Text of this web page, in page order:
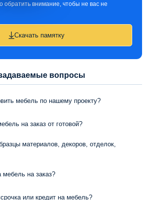
обратить внимание, чтобы не вас не
Скачать памятку
вопросы
мебель по нашему проекту?
на заказ от готовой?
материалов, декоров, отделок,
мебель на заказ?
или кредит на мебель?